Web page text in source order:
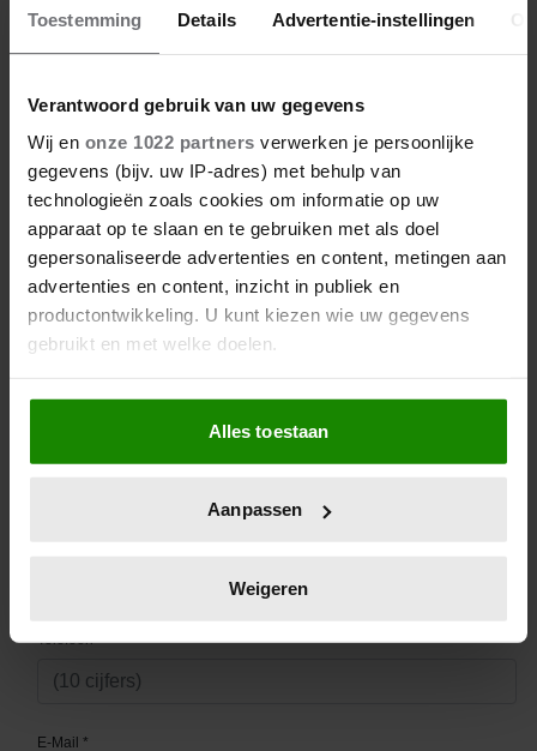
Toestemming Details Advertentie-instellingen
Verantwoord gebruik van uw gegevens
Wij en onze 1022 partners verwerken je persoonlijke
gegevens (bijv. uw IP-adres) met behulp van
technologieën zoals cookies om informatie op uw
apparaat op te slaan en te gebruiken met als doel
gepersonaliseerde advertenties en content, metingen aan
advertenties en content, inzicht in publiek en
productontwikkeling. U kunt kiezen wie uw gegevens
gebruikt en met welke doelen.
Als u het toestaat, willen we ook graag:
Informatie verzamelen over uw geografische
locatie, die tot een paar meter nauwkeurig kan zijn
scannen op specifieke eigenschappen (fingerprinting)
verwerkt en stel uw voorkeuren in het
intrekken in de Cookieverklaring.
We gebruiken cookies om content en advertenties te
Alles toestaan
Aanpassen
Weigeren